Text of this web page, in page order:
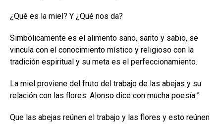
¿Qué es la miel? Y ¿Qué nos da?
Simbólicamente es el alimento sano, santo y sabio, se
vincula con el conocimiento místico y religioso con la
tradición espiritual y su meta es el perfeccionamiento.
La miel proviene del fruto del trabajo de las abejas y su
relación con las flores. Alonso dice con mucha poesía:”
Que las abejas reúnen el trabajo y las flores y esto reúnen